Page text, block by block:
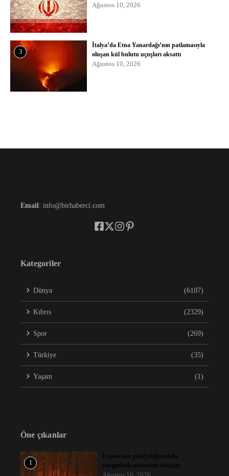
Ağustos 10, 2026
3
İtalya’da Etna Yanardağı’nın patlamasıyla
oluşan kül bulutu uçuşları aksattı
Ağustos 10, 2026
Email : info@birhaberci.com
Kategoriler
Dünya (6107)
Kıbrıs (2329)
Spor (269)
Türkiye (35)
Yaşam (1)
Öne çıkanlar
1
Fransa'nın güneydoğusunda
yangınlarla mücadele sürüyor